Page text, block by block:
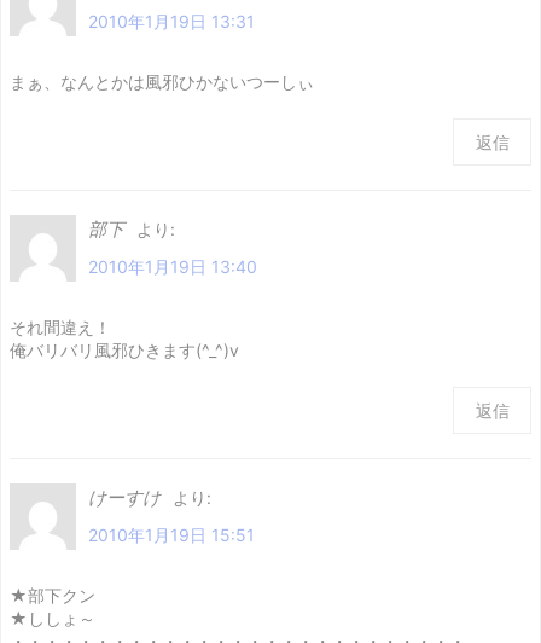
2010年1月19日 13:31
まぁ、なんとかは風邪ひかないつーしぃ
返信
部下
より:
2010年1月19日 13:40
それ間違え！
俺バリバリ風邪ひきます(^_^)v
返信
けーすけ
より:
2010年1月19日 15:51
★部下クン
★ししょ～